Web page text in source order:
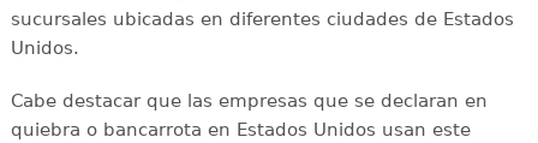
sucursales ubicadas en diferentes ciudades de Estados
Unidos.
Cabe destacar que las empresas que se declaran en
quiebra o bancarrota en Estados Unidos usan este